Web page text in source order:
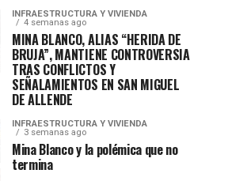
INFRAESTRUCTURA Y VIVIENDA
4 semanas ago
MINA BLANCO, ALIAS “HERIDA DE
BRUJA”, MANTIENE CONTROVERSIA
TRAS CONFLICTOS Y
SEÑALAMIENTOS EN SAN MIGUEL
DE ALLENDE
INFRAESTRUCTURA Y VIVIENDA
3 semanas ago
Mina Blanco y la polémica que no
termina